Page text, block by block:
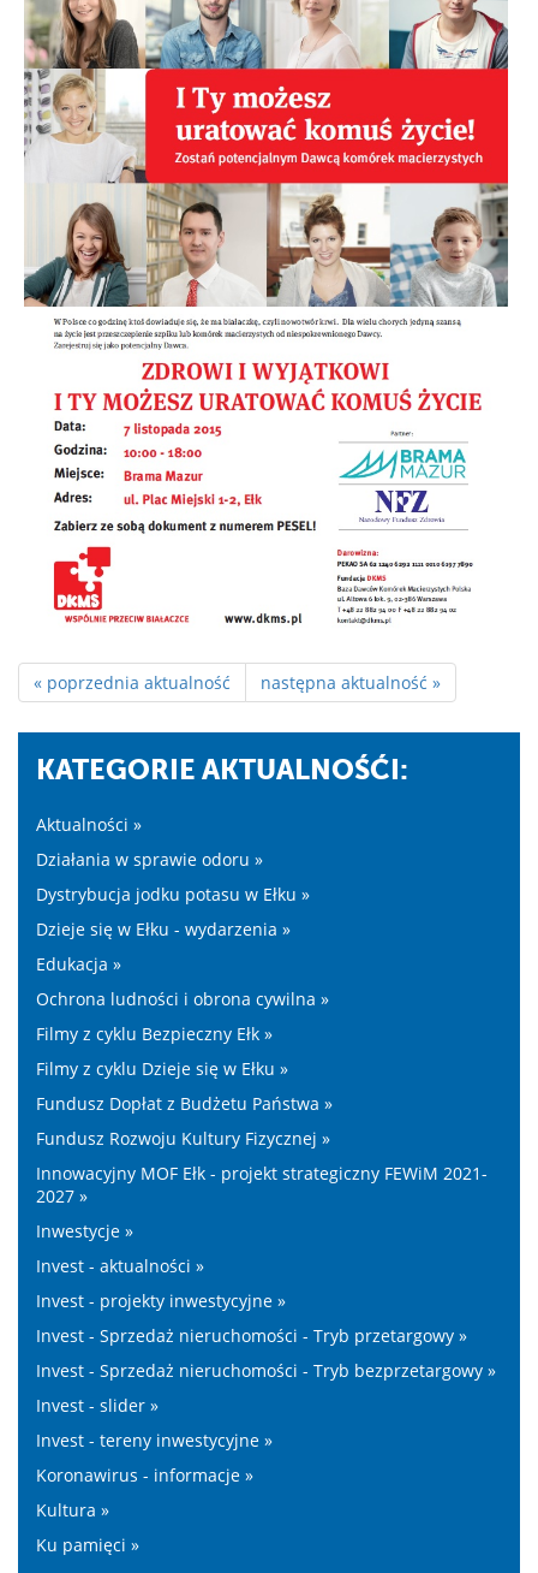
« poprzednia aktualność następna aktualność »
KATEGORIE AKTUALNOŚĆI:
Aktualności »
Działania w sprawie odoru »
Dystrybucja jodku potasu w Ełku »
Dzieje się w Ełku - wydarzenia »
Edukacja »
Ochrona ludności i obrona cywilna »
Filmy z cyklu Bezpieczny Ełk »
Filmy z cyklu Dzieje się w Ełku »
Fundusz Dopłat z Budżetu Państwa »
Fundusz Rozwoju Kultury Fizycznej »
Innowacyjny MOF Ełk - projekt strategiczny FEWiM 2021-
2027 »
Inwestycje »
Invest - aktualności »
Invest - projekty inwestycyjne »
Invest - Sprzedaż nieruchomości - Tryb przetargowy »
Invest - Sprzedaż nieruchomości - Tryb bezprzetargowy »
Invest - slider »
Invest - tereny inwestycyjne »
Koronawirus - informacje »
Kultura »
Ku pamięci »